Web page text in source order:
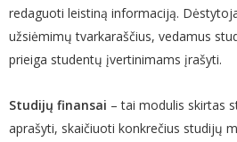
redaguoti leistiną informaciją.
užsiėmimų tvarkaraščius, vedamus
prieiga studentų įvertinimams įrašyti.
Studijų finansai – tai modulis skirtas
aprašyti, skaičiuoti konkrečius studijų